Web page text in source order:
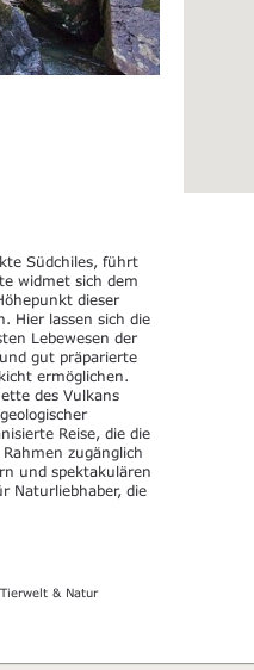
Südchiles, führt
widmet sich dem
dieser
Hier lassen sich die
Lebewesen der
gut präparierte
ermöglichen.
des Vulkans
Reise, die die
zugänglich
und spektakulären
Naturliebhaber, die
Tierwelt & Natur